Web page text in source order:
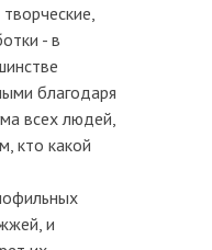
- в
благодаря
всех людей,
кто какой
и